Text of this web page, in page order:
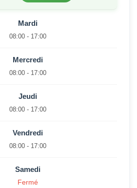
Mardi
08:00 - 17:00
Mercredi
08:00 - 17:00
Jeudi
08:00 - 17:00
Vendredi
08:00 - 17:00
Samedi
Fermé